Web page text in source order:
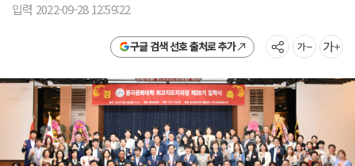
입력 2022-09-28 12:59:22
구글 검색 선호 출처로 추가